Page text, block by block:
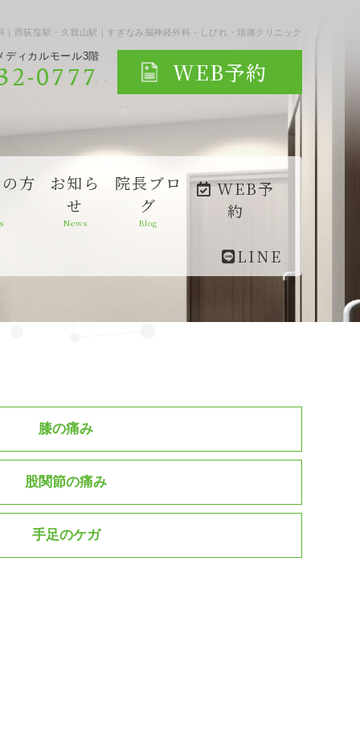
｜西荻窪駅・久我山駅｜すぎなみ脳神経外科・しびれ・頭痛クリニック
ディカルモール3階
0777 WEB予約
方
お知ら
せ
News
院長ブロ
グ
Blog
WEB予
約
LINE
膝の痛み
股関節の痛み
手足のケガ